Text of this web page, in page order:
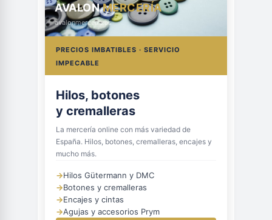
AVALONMERCERÍA
avalonmerceria.es
PRECIOS IMBATIBLES · SERVICIO
IMPECABLE
Hilos, botones
y cremalleras
La mercería online con más variedad de
España. Hilos, botones, cremalleras, encajes y
mucho más.
→Hilos Gütermann y DMC
→Botones y cremalleras
→Encajes y cintas
→Agujas y accesorios Prym